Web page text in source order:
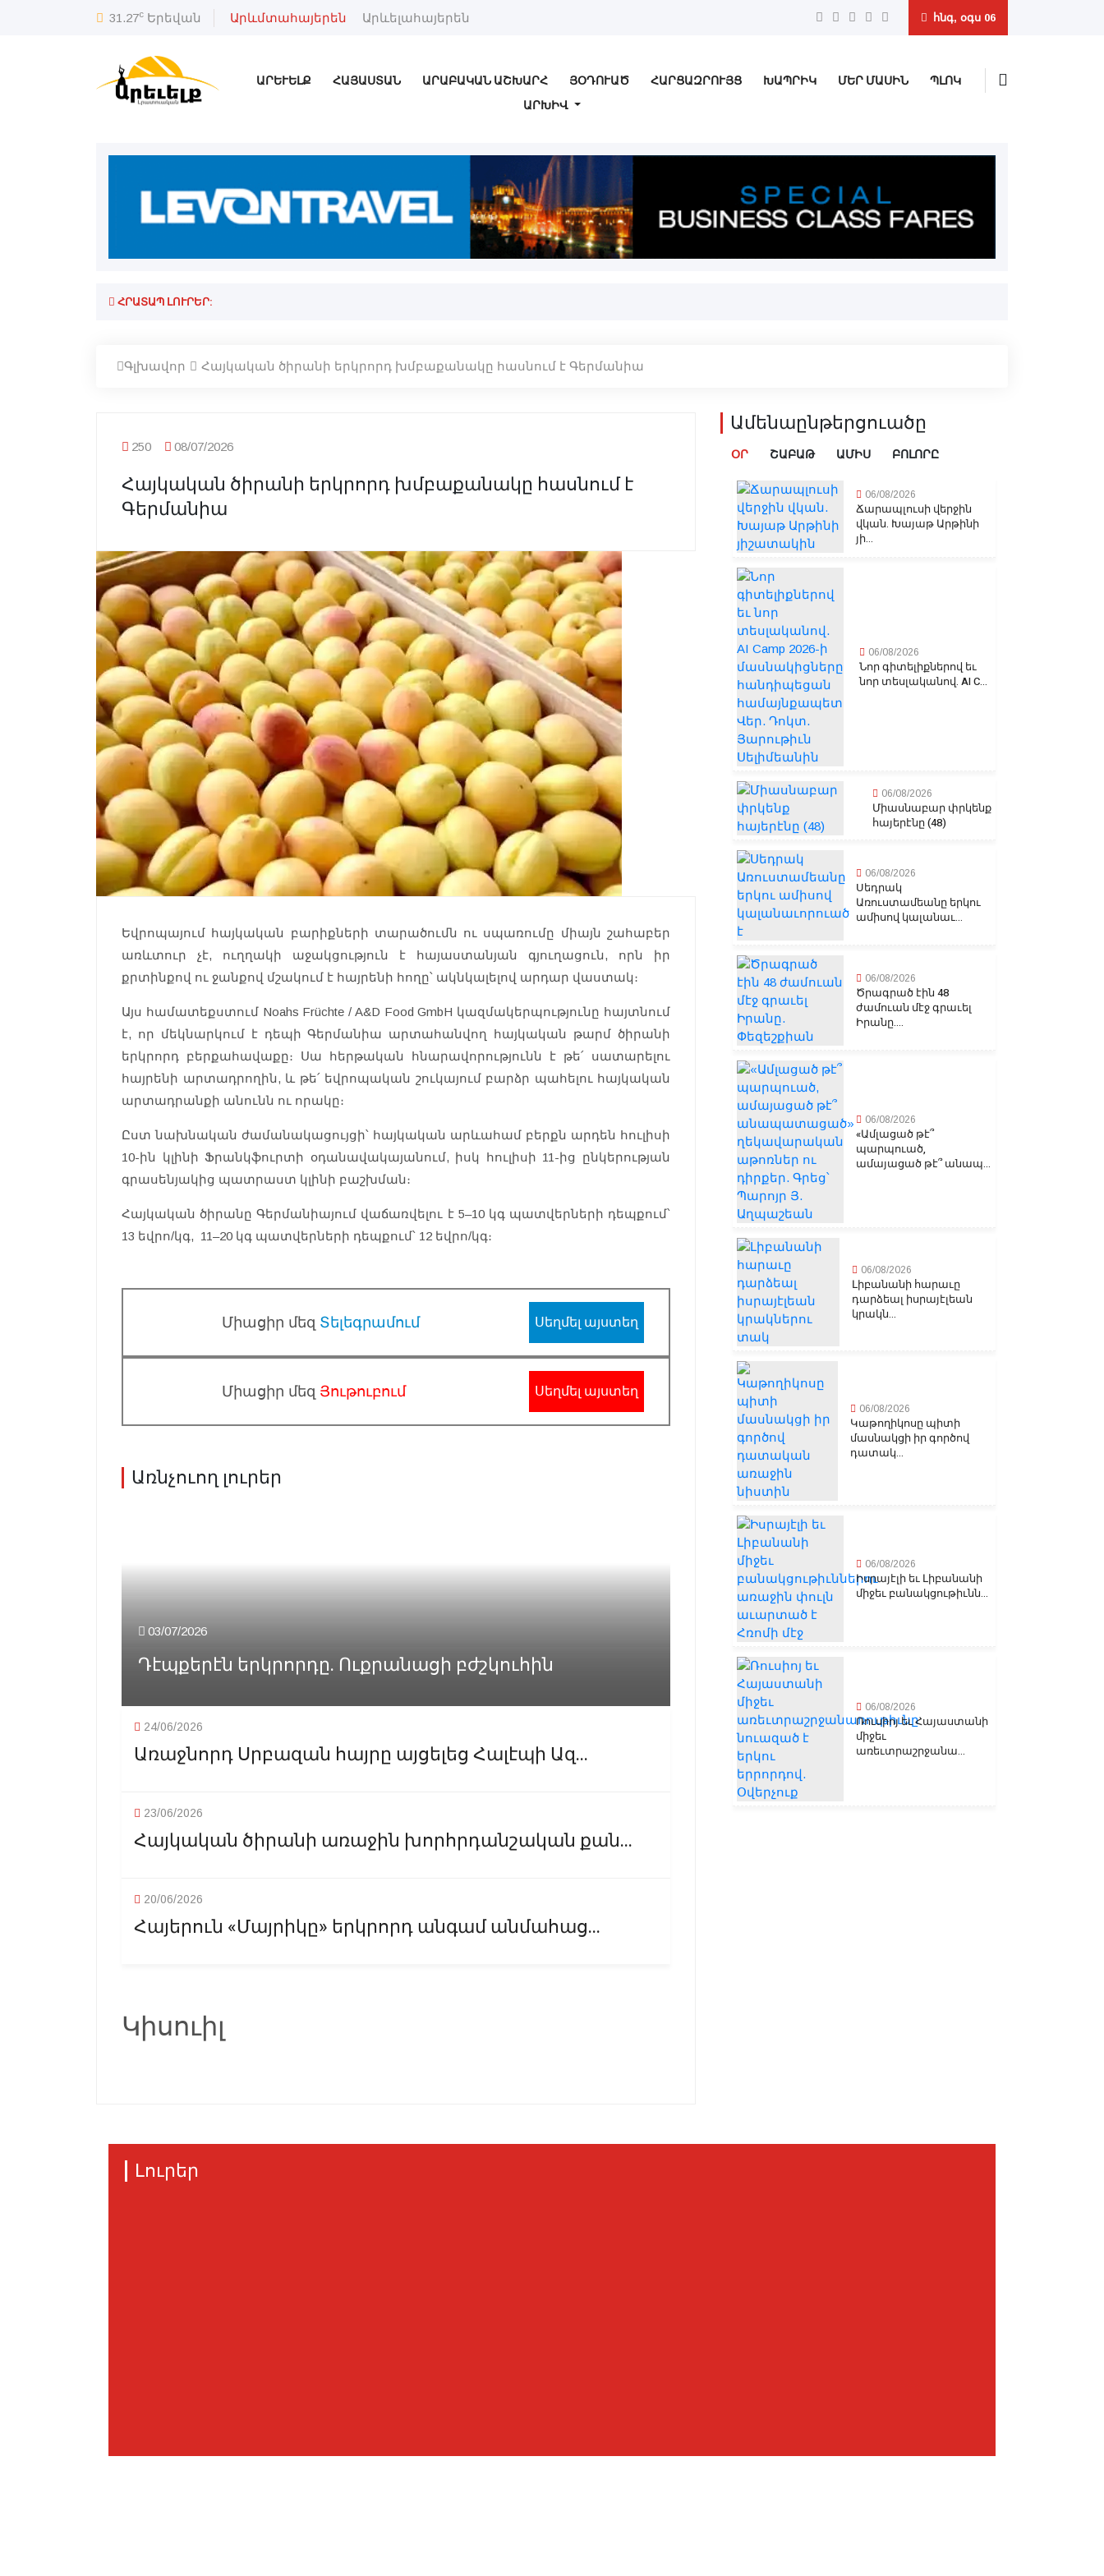
31.27c Երեվան Արևմտահայերեն Արևելահայերեն հնգ, օգս 06
ԱՐԵՒԵԼՔ ՀԱՅԱՍՏԱՆ ԱՐԱԲԱԿԱՆ ԱՇԽԱՐՀ ՅՕԴՈՒԱԾ ՀԱՐՑԱԶՐՈՒՅՑ ԽԱՊՐԻԿ ՄԵՐ ՄԱՍԻՆ
ՊԼՈԿ
ԱՐԽԻՎ
ՀՐԱՏԱՊ ԼՈՒՐԵՐ:
Գլխավոր Հայկական ծիրանի երկրորդ խմբաքանակը հասնում է Գերմանիա
250 08/07/2026
Հայկական ծիրանի երկրորդ խմբաքանակը հասնում է
Գերմանիա
Եվրոպայում հայկական բարիքների տարածումն ու սպառումը միայն շահաբեր
առևտուր չէ, ուղղակի աջակցություն է հայաստանյան գյուղացուն, որն իր
քրտինքով ու ջանքով մշակում է հայրենի հողը՝ ակնկալելով արդար վաստակ։
Այս համատեքստում Noahs Früchte / A&D Food GmbH կազմակերպությունը հայտնում
է, որ մեկնարկում է դեպի Գերմանիա արտահանվող հայկական թարմ ծիրանի
երկրորդ բերքահավաքը։ Սա հերթական հնարավորությունն է թե՛ սատարելու
հայրենի արտադրողին, և թե՛ եվրոպական շուկայում բարձր պահելու հայկական
արտադրանքի անունն ու որակը։
Ըստ նախնական ժամանակացույցի՝ հայկական արևահամ բերքն արդեն հուլիսի
10-ին կլինի Ֆրանկֆուրտի օդանավակայանում, իսկ հուլիսի 11-ից ընկերության
գրասենյակից պատրաստ կլինի բաշխման։
Հայկական ծիրանը Գերմանիայում վաճառվելու է 5–10 կգ պատվերների դեպքում՝
13 եվրո/կգ, 11–20 կգ պատվերների դեպքում՝ 12 եվրո/կգ։
Միացիր մեզ Տելեգրամում Սեղմել այստեղ
Միացիր մեզ Յութուբում Սեղմել այստեղ
Առնչուող լուրեր
03/07/2026
Դէպքերէն երկրորդը. Ուքրանացի բժշկուհին
24/06/2026
Առաջնորդ Սրբազան հայրը այցելեց Հալէպի Ազ...
23/06/2026
Հայկական ծիրանի առաջին խորհրդանշական քան...
20/06/2026
Հայերուն «Մայրիկը» երկրորդ անգամ անմահաց...
Կիսուիլ
Ամենաընթերցուածը
ՕՐ ՇԱԲԱԹ ԱՄԻՍ ԲՈԼՈՐԸ
06/08/2026
Ճարապլուսի վերջին
վկան. Խայաթ Արթինի
յի...
06/08/2026
Նոր գիտելիքներով եւ
նոր տեսլականով. AI C...
06/08/2026
Միասնաբար փրկենք
հայերէնը (48)
06/08/2026
Սեդրակ
Առուստամեանը երկու
ամիսով կալանաւ...
06/08/2026
Ծրագրած էին 48
ժամուան մէջ գրաւել
Իրանը....
06/08/2026
«Ամլացած թէ՞
պարպուած,
ամայացած թէ՞ անապ...
06/08/2026
Լիբանանի հարաւը
դարձեալ իսրայէլեան
կրակն...
06/08/2026
Կաթողիկոսը պիտի
մասնակցի իր գործով
դատակ...
06/08/2026
Իսրայէլի եւ Լիբանանի
միջեւ բանակցութիւնն...
06/08/2026
Ռուսիոյ եւ Հայաստանի
միջեւ
առեւտրաշրջանա...
Լուրեր